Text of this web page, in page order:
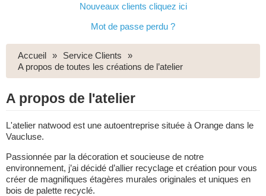
Nouveaux clients cliquez ici
Mot de passe perdu ?
Accueil
Service Clients
A propos de toutes les créations de l’atelier
A propos de l'atelier
L'atelier natwood est une autoentreprise située à Orange dans le
Vaucluse.
Passionnée par la décoration et soucieuse de notre
environnement, j’ai décidé d’allier recyclage et création pour vous
créer de magnifiques étagères murales originales et uniques en
bois de palette recyclé.